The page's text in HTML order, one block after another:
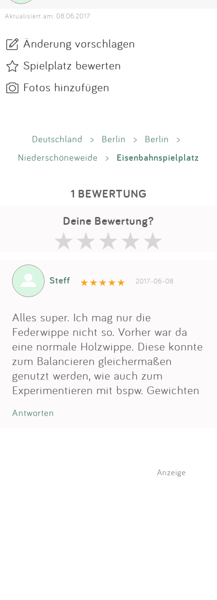
Aktualisiert am: 08.06.2017
Änderung vorschlagen
Spielplatz bewerten
Fotos hinzufügen
Deutschland > Berlin > Berlin
>
Niederschöneweide
> Eisenbahnspielplatz
1 BEWERTUNG
Deine Bewertung?
Steff 2017-06-08
Alles super. Ich mag nur die
Federwippe nicht so. Vorher war da
eine normale Holzwippe. Diese konnte
zum Balancieren gleichermaßen
genutzt werden, wie auch zum
Experimentieren mit bspw. Gewichten
Antworten
Anzeige